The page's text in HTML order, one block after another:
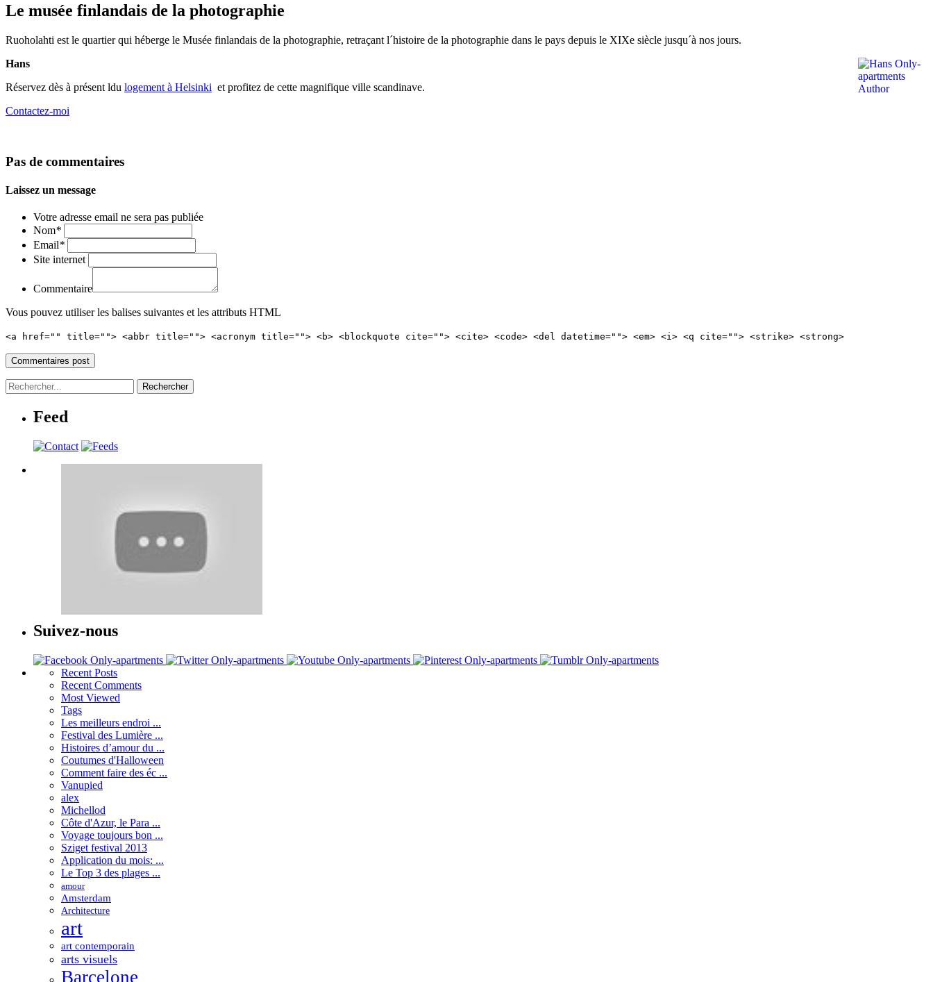
Le musée finlandais de la photographie
Ruoholahti est le quartier qui héberge le Musée finlandais de la photographie, retraçant l´histoire de la photographie dans le pays depuis le XIXe siècle jusqu´à nos jours.
Hans
Réservez dès à présent ldu logement à Helsinki et profitez de cette magnifique ville scandinave.
Contactez-moi
Pas de commentaires
Laissez un message
Votre adresse email ne sera pas publiée
Nom*
Email*
Site internet
Commentaire
Vous pouvez utiliser les balises suivantes et les attributs HTML
<a href="" title=""> <abbr title=""> <acronym title=""> <b> <blockquote cite=""> <cite> <code> <del datetime=""> <em> <i> <q cite=""> <strike> <strong>
Feed
Suivez-nous
Recent Posts
Recent Comments
Most Viewed
Tags
Les meilleurs endroi ...
Festival des Lumière ...
Histoires d’amour du ...
Coutumes d'Halloween
Comment faire des éc ...
Vanupied
alex
Michellod
Côte d'Azur, le Para ...
Voyage toujours bon ...
Sziget festival 2013
Application du mois: ...
Le Top 3 des plages ...
amour
Amsterdam
Architecture
art
art contemporain
arts visuels
Barcelone